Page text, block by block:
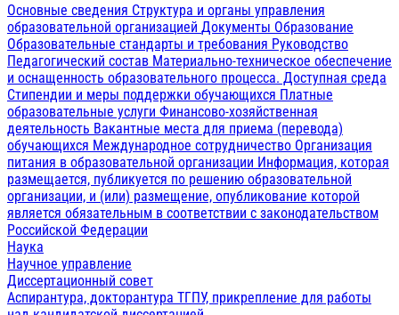
Основные сведения Структура и органы управления
образовательной организацией Документы Образование
Образовательные стандарты и требования Руководство
Педагогический состав Материально-техническое обеспечение
и оснащенность образовательного процесса. Доступная среда
Стипендии и меры поддержки обучающихся Платные
образовательные услуги Финансово-хозяйственная
деятельность Вакантные места для приема (перевода)
обучающихся Международное сотрудничество Организация
питания в образовательной организации Информация, которая
размещается, публикуется по решению образовательной
организации, и (или) размещение, опубликование которой
является обязательным в соответствии с законодательством
Российской Федерации
Наука
Научное управление
Диссертационный совет
Аспирантура, докторантура ТГПУ, прикрепление для работы